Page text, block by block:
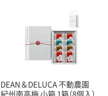
DEAN＆DELUCA 不動農園
紀州南高梅 小箱 1箱（8個入）